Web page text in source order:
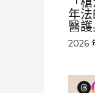
年
醫護
2026